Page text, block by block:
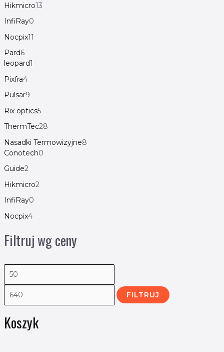
Hikmicro13
InfiRay0
Nocpix11
Pard6
leopard1
Pixfra4
Pulsar9
Rix optics5
ThermTec28
Nasadki Termowizyjne8
Conotech0
Guide2
Hikmicro2
InfiRay0
Nocpix4
Filtruj wg ceny
FILTRUJ
Koszyk